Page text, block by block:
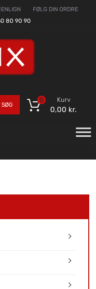
FØLG DIN ORDRE
80 90 90
SØG
Kurv
0,00 kr.
0